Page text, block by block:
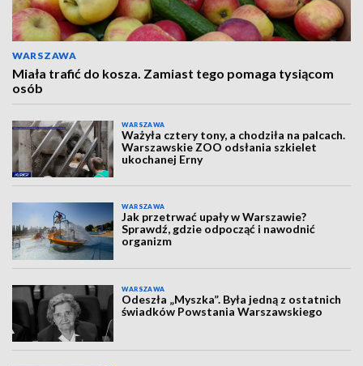
WARSZAWA
Miała trafić do kosza. Zamiast tego pomaga tysiącom
osób
WARSZAWA
Ważyła cztery tony, a chodziła na palcach.
Warszawskie ZOO odsłania szkielet
ukochanej Erny
WARSZAWA
Jak przetrwać upały w Warszawie?
Sprawdź, gdzie odpocząć i nawodnić
organizm
WARSZAWA
Odeszła „Myszka”. Była jedną z ostatnich
świadków Powstania Warszawskiego